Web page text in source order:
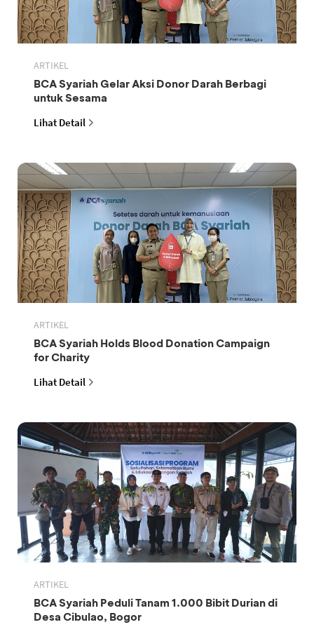
ARTIKEL
BCA Syariah Gelar Aksi Donor Darah Berbagi
untuk Sesama
Lihat Detail
ARTIKEL
BCA Syariah Holds Blood Donation Campaign
for Charity
Lihat Detail
ARTIKEL
BCA Syariah Peduli Tanam 1.000 Bibit Durian di
Desa Cibulao, Bogor